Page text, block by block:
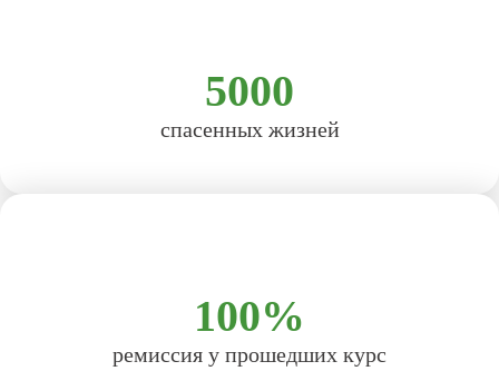
5000
спасенных жизней
100%
ремиссия у прошедших курс